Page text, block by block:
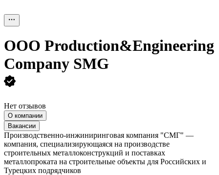
ООО Production&Engineering
Company SMG
Нет отзывов
О компании
Вакансии
Производственно-инжиниринговая компания "СМГ" —
компания, специализирующаяся на производстве
строительных металлоконструкций и поставках
металлопроката на строительные объекты для Российских и
Турецких подрядчиков